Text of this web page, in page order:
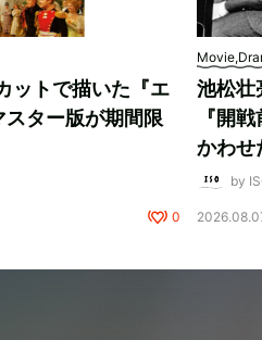
ットで描いた『エ
ター版が期間限
0
池松壮
『開
かわせ
by